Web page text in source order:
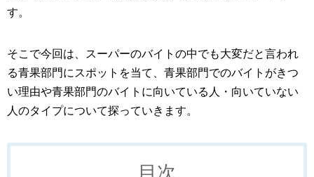
す。
そこで今回は、スーパーのバイトの中でも大変だと言われ
る青果部門にスポットを当て、青果部門でのバイトがきつ
い理由や青果部門のバイトに向いている人・向いていない
人のタイプについて探っていきます。
目次